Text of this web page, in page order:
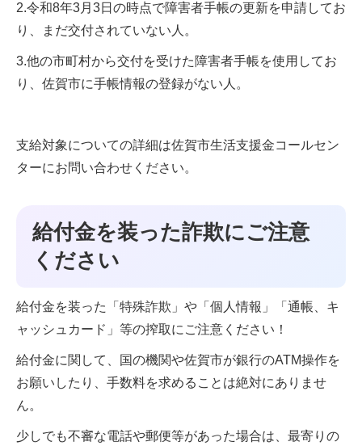
2.令和8年3月3日の時点で障害者手帳の更新を申請してお
り、まだ交付されていない人。
3.他の市町村から交付を受けた障害者手帳を使用してお
り、佐賀市に手帳情報の登録がない人。
支給対象についての詳細は佐賀市生活支援金コールセン
ターにお問い合わせください。
給付金を装った詐欺にご注意
ください
給付金を装った「特殊詐欺」や「個人情報」「通帳、キ
ャッシュカード」等の搾取にご注意ください！
給付金に関して、国の機関や佐賀市が銀行のATM操作を
お願いしたり、手数料を求めることは絶対にありませ
ん。
少しでも不審な電話や郵便等があった場合は、最寄りの